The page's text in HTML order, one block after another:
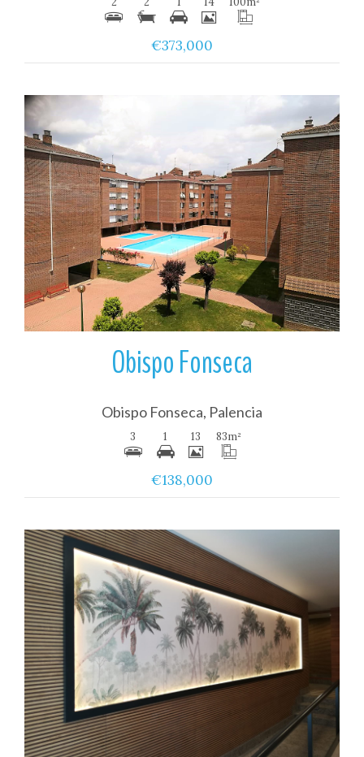
€373,000
Ver
Obispo Fonseca
Obispo Fonseca, Palencia
3 1 13 83m²
€138,000
Ver